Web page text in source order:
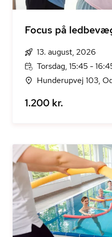
Focus på
13. august, 2026
Torsdag, 15:45 -
Hunderupvej 103,
1.200 kr.